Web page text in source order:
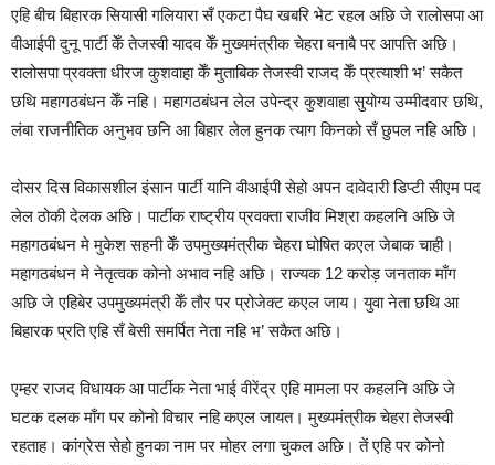
एहि बीच बिहारक सियासी गलियारा सँ एकटा पैघ खबरि भेट रहल अछि जे रालोसपा आ
वीआईपी दुनू पार्टी केँ तेजस्वी यादव केँ मुख्यमंत्रीक चेहरा बनाबै पर आपत्ति अछि।
रालोसपा प्रवक्ता धीरज कुशवाहा केँ मुताबिक तेजस्वी राजद केँ प्रत्याशी भ’ सकैत
छथि महागठबंधन केँ नहि। महागठबंधन लेल उपेन्द्र कुशवाहा सुयोग्य उम्मीदवार छथि,
लंबा राजनीतिक अनुभव छनि आ बिहार लेल हुनक त्याग किनको सँ छुपल नहि अछि।
दोसर दिस विकासशील इंसान पार्टी यानि वीआईपी सेहो अपन दावेदारी डिप्टी सीएम पद
लेल ठोकी देलक अछि। पार्टीक राष्ट्रीय प्रवक्ता राजीव मिश्रा कहलनि अछि जे
महागठबंधन मे मुकेश सहनी केँ उपमुख्यमंत्रीक चेहरा घोषित कएल जेबाक चाही।
महागठबंधन मे नेतृत्वक कोनो अभाव नहि अछि। राज्यक 12 करोड़ जनताक माँग
अछि जे एहिबेर उपमुख्यमंत्री केँ तौर पर प्रोजेक्ट कएल जाय। युवा नेता छथि आ
बिहारक प्रति एहि सँ बेसी समर्पित नेता नहि भ’ सकैत अछि।
एम्हर राजद विधायक आ पार्टीक नेता भाई वीरेंद्र एहि मामला पर कहलनि अछि जे
घटक दलक माँग पर कोनो विचार नहि कएल जायत। मुख्यमंत्रीक चेहरा तेजस्वी
रहताह। कांग्रेस सेहो हुनका नाम पर मोहर लगा चुकल अछि। तें एहि पर कोनो